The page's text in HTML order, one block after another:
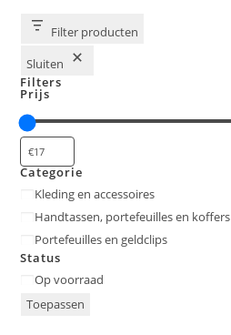
Filter producten
Sluiten
Filters
Prijs
Categorie
Categorie
Kleding en accessoires
Handtassen, portefeuilles en koffers
Portefeuilles en geldclips
Status
Status
Op voorraad
Toepassen